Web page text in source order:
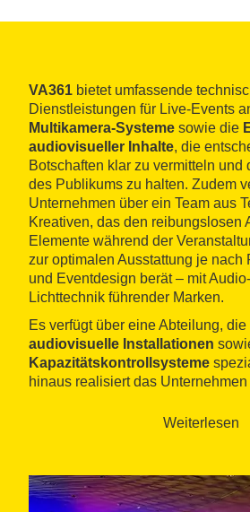
VA361 bietet umfassende
Dienstleistungen für Live-Events
Multikamera-Systeme sowie die
audiovisueller Inhalte, die
Botschaften klar zu vermitteln und
des Publikums zu halten. Zudem
Unternehmen über ein Team aus
Kreativen, das den reibungslosen
Elemente während der
zur optimalen Ausstattung je nach
und Eventdesign berät – mit
Lichttechnik führender Marken.
Es verfügt über eine Abteilung, die
audiovisuelle Installationen
Kapazitätskontrollsysteme
hinaus realisiert das Unternehmen
eigener Tischlerei- und
VA361 betreut Projekte
Project Managerals zentralen
Weiterlesen